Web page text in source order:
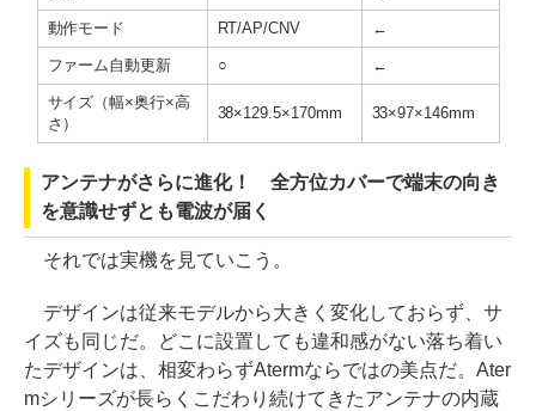
動作モード RT/AP/CNV ←
ファーム自動更新 ○ ←
サイズ（幅×奥行×高
さ）
38×129.5×170mm 33×97×146mm
アンテナがさらに進化！ 全方位カバーで端末の向き
を意識せずとも電波が届く
それでは実機を見ていこう。
デザインは従来モデルから大きく変化しておらず、サ
イズも同じだ。どこに設置しても違和感がない落ち着い
たデザインは、相変わらずAtermならではの美点だ。Ater
mシリーズが長らくこだわり続けてきたアンテナの内蔵